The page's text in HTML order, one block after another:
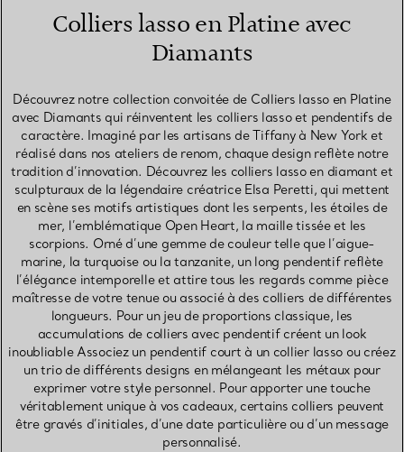
Colliers lasso en Platine avec
Diamants
Découvrez notre collection convoitée de Colliers lasso en Platine
avec Diamants qui réinventent les colliers lasso et pendentifs de
caractère. Imaginé par les artisans de Tiffany à New York et
réalisé dans nos ateliers de renom, chaque design reflète notre
tradition d’innovation. Découvrez les colliers lasso en diamant et
sculpturaux de la légendaire créatrice Elsa Peretti, qui mettent
en scène ses motifs artistiques dont les serpents, les étoiles de
mer, l’emblématique Open Heart, la maille tissée et les
scorpions. Orné d’une gemme de couleur telle que l’aigue-
marine, la turquoise ou la tanzanite, un long pendentif reflète
l’élégance intemporelle et attire tous les regards comme pièce
maîtresse de votre tenue ou associé à des colliers de différentes
longueurs. Pour un jeu de proportions classique, les
accumulations de colliers avec pendentif créent un look
inoubliable Associez un pendentif court à un collier lasso ou créez
un trio de différents designs en mélangeant les métaux pour
exprimer votre style personnel. Pour apporter une touche
véritablement unique à vos cadeaux, certains colliers peuvent
être gravés d’initiales, d’une date particulière ou d’un message
personnalisé.